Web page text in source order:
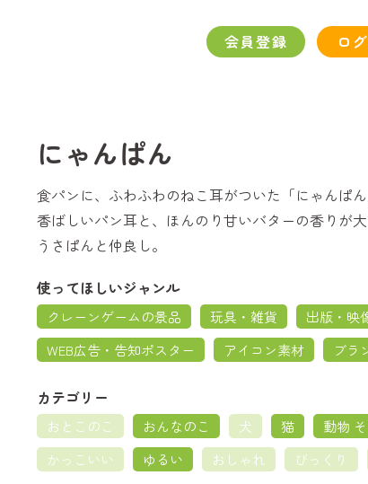
会員登録 ロ
にゃんぱん
食パンに、ふわふわのねこ耳がついた「にゃんぱん
香ばしいパン耳と、ほんのり甘いバターの香りが大
うさぱんと仲良し。
使ってほしいジャンル
クレーンゲームの景品 玩具・雑貨
出版・映
WEB広告・告知ポスター
アイコン素材 ブラ
カテゴリー
おとこのこ おんなのこ 犬 猫 動物
かっこいい
ゆるい おしゃれ びっくり